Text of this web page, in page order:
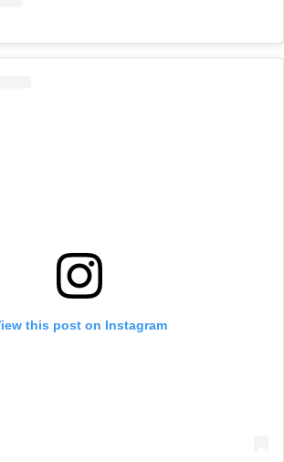
this post on Instagram